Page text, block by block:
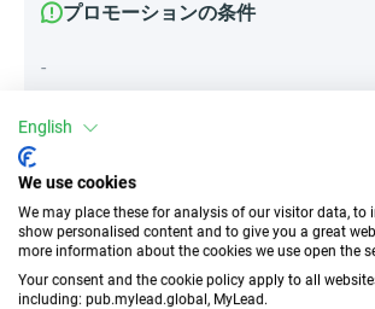
プロモーションの条件
-
デバイス
モバイルデバイス
デスクトップ
English
We use cookies
We may place these for analysis of our visitor data, to
show personalised content and to give you a great
more information about the cookies we use open the
Your consent and the cookie policy apply to all
including: pub.mylead.global, MyLead.